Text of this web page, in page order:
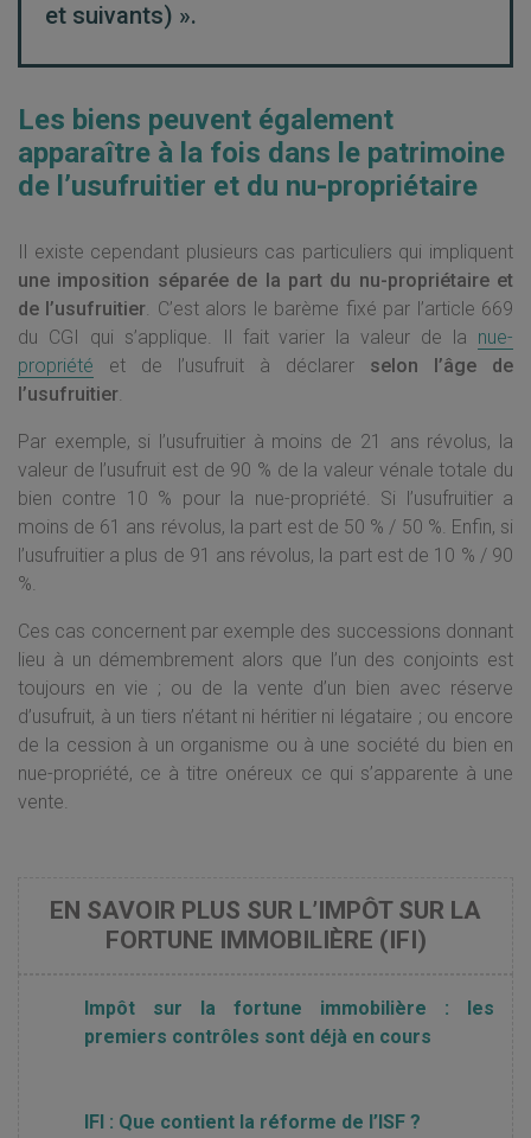
et suivants) ».
Les biens peuvent également
apparaître à la fois dans le patrimoine
de l’usufruitier et du nu-propriétaire
Il existe cependant plusieurs cas particuliers qui impliquent
une imposition séparée de la part du nu-propriétaire et
de l’usufruitier. C’est alors le barème fixé par l’article 669
du CGI qui s’applique. Il fait varier la valeur de la nue-
propriété et de l’usufruit à déclarer selon l’âge de
l’usufruitier.
Par exemple, si l’usufruitier à moins de 21 ans révolus, la
valeur de l’usufruit est de 90 % de la valeur vénale totale du
bien contre 10 % pour la nue-propriété. Si l’usufruitier a
moins de 61 ans révolus, la part est de 50 % / 50 %. Enfin, si
l’usufruitier a plus de 91 ans révolus, la part est de 10 % / 90
%.
Ces cas concernent par exemple des successions donnant
lieu à un démembrement alors que l’un des conjoints est
toujours en vie ; ou de la vente d’un bien avec réserve
d’usufruit, à un tiers n’étant ni héritier ni légataire ; ou encore
de la cession à un organisme ou à une société du bien en
nue-propriété, ce à titre onéreux ce qui s’apparente à une
vente.
EN SAVOIR PLUS SUR L’IMPÔT SUR LA
FORTUNE IMMOBILIÈRE (IFI)
Impôt sur la fortune immobilière : les
premiers contrôles sont déjà en cours
IFI : Que contient la réforme de l’ISF ?